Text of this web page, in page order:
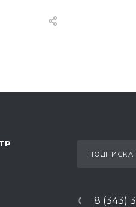
ПОДПИСКА
8 (343)